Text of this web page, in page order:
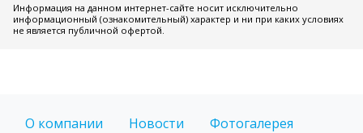
Информация на данном интернет-сайте носит исключительно
информационный (ознакомительный) характер и ни при каких условиях
не является публичной офертой.
О компании Новости
Фотогалерея